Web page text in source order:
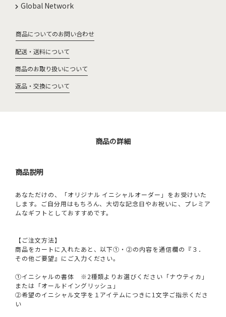
Global Network
商品についてのお問い合わせ
配送・送料について
商品のお取り扱いについて
返品・交換について
商品の詳細
商品説明
あなただけの、「オリジナル イニシャルオーダー」をお受けいた
します。ご自分用はもちろん、大切な記念日やお祝いに、プレミア
ムなギフトとしておすすめです。
【ご注文方法】
商品をカートに入れたあと、以下①・②の内容を通信欄の『３．
その他ご要望』にご入力ください。
①イニシャルの書体 ※2種類よりお選びください「ナウティカ」
または「オールドイングリッシュ」
②希望のイニシャル文字を１アイテムにつきに1文字ご指示くださ
い